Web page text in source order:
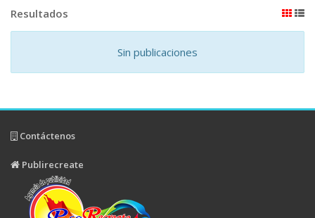
Resultados
Sin publicaciones
Contáctenos
Publirecreate